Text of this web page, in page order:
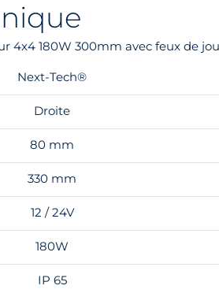
4x4 180W 300mm avec feux de
Next-Tech®
Droite
80 mm
330 mm
12 / 24V
180W
IP 65